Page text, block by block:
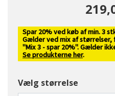
Spar 20% ved køb af min. 3
Gælder ved mix af
"Mix 3 - spar 20%". Gælder
Se produkterne her.
Vælg størrelse